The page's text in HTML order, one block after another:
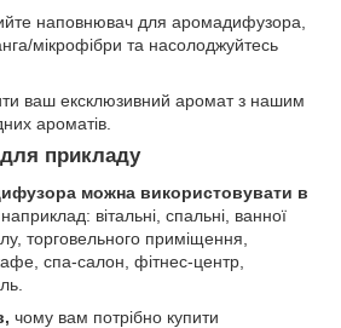
наповнювач для аромадифузора,
мікрофібри та насолоджуйтесь
ваш ексклюзивний аромат з нашим
ароматів.
прикладу
можна використовувати в
наприклад: вітальні, спальні, ванної
торговельного приміщення,
спа-салон, фітнес-центр,
чому вам потрібно купити